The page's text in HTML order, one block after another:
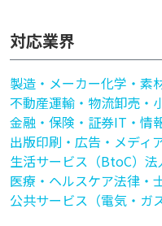
対応業界
製造・メーカー化学・素
不動産運輸・物流卸売・
金融・保険・証券IT・情
出版印刷・広告・メディ
生活サービス（BtoC） 法
医療・ヘルスケア法律・
公共サービス（電気・ガ